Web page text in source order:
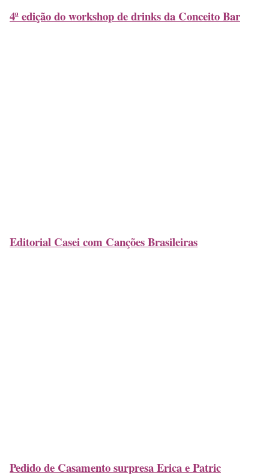
4ª edição do workshop de drinks da Conceito Bar
Editorial Casei com Canções Brasileiras
Pedido de Casamento surpresa Erica e Patric